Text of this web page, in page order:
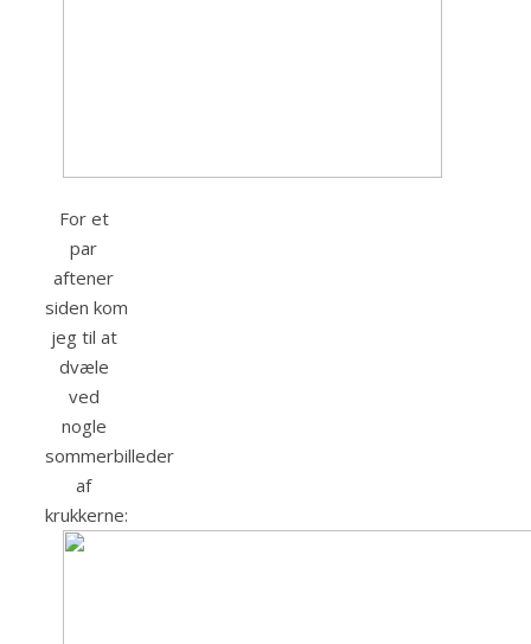
For et
par
aftener
siden kom
jeg til at
dvæle
ved
nogle
sommerbilleder
af
krukkerne: